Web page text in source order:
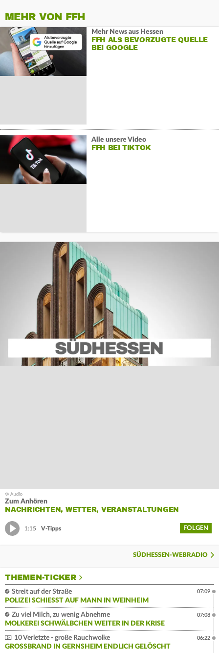
MEHR VON FFH
Mehr News aus Hessen
FFH ALS BEVORZUGTE QUELLE
BEI GOOGLE
Alle unsere Video
FFH BEI TIKTOK
Zum Anhören
NACHRICHTEN, WETTER, VERANSTALTUNGEN
1:15 V-Tipps FOLGEN
SÜDHESSEN-WEBRADIO
THEMEN-TICKER
Streit auf der Straße
POLIZEI SCHIESST AUF MANN IN WEINHEIM
07:09
Zu viel Milch, zu wenig Abnehme
MOLKEREI SCHWÄLBCHEN WEITER IN DER KRISE
07:08
10 Verletzte - große Rauchwolke
GROSSBRAND IN GERNSHEIM ENDLICH GELÖSCHT
06:22